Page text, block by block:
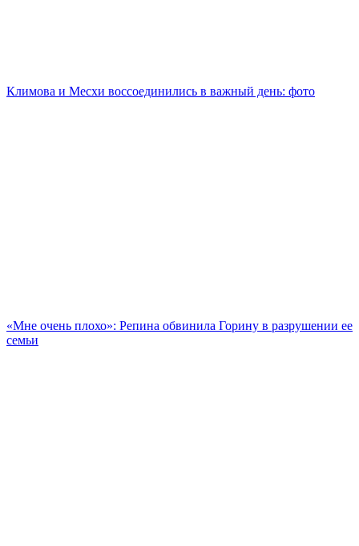
Климова и Месхи воссоединились в важный день: фото
«Мне очень плохо»: Репина обвинила Горину в разрушении ее
семьи